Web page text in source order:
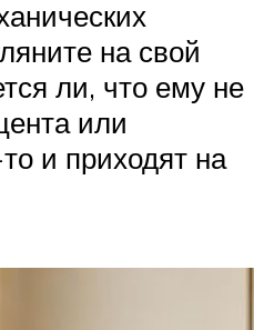
на свой
ли, что ему не
или
и приходят на